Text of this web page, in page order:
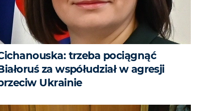
trzeba pociągnąć
za współudział w agresji
Ukrainie